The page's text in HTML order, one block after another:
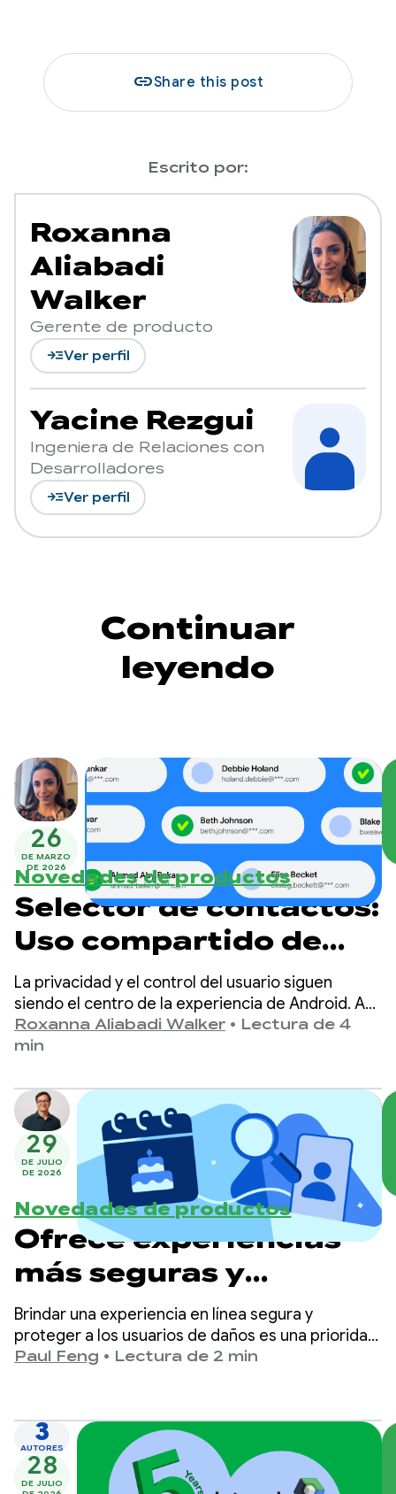
linkShare this post
Escrito por:
Roxanna
Aliabadi
Walker
Gerente de producto
read_moreVer perfil
Yacine Rezgui
Ingeniera de Relaciones con
Desarrolladores
read_moreVer perfil
Continuar
leyendo
26
DE MARZO
DE 2026
Novedades de productos
Selector de contactos:
Uso compartido de
contactos con
prioridad para la
privacidad
La privacidad y el control del usuario siguen
siendo el centro de la experiencia de Android. Así
como el selector de fotos hizo que el uso
compartido de contenido multimedia fuera
brindando ese mismo nivel de privacidad,
simplicidad y excelente experiencia del usuario a
la selección de contactos.
Roxanna Aliabadi Walker • Lectura de 4
min
29
DE JULIO
DE 2026
Novedades de productos
Ofrece experiencias
más seguras y
adecuadas para la
edad en Google Play
Brindar una experiencia en línea segura y
proteger a los usuarios de daños es una prioridad
principal en Google Play.
Paul Feng • Lectura de 2 min
3
AUTORES
28
DE JULIO